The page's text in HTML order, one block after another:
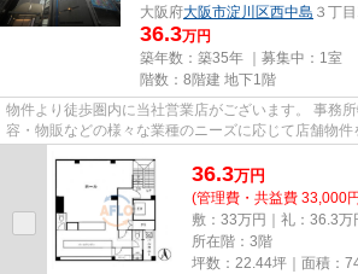
大阪府大阪市淀川区西中島 ３丁
36.3万円
築年数：築35年 ｜募集中： 1室
階数：8階建 地下1階
物件より徒歩圏内に当社営業店がございます。 事務
容・物販などの様々な業種のニーズに応じて店舗物件
尚、弊社ではおとり広告は一切...
36.3万円
(管理費・共益費 33,000
敷：33万円｜礼：36.3万
所在階：3階
坪数：22.44坪｜面積：